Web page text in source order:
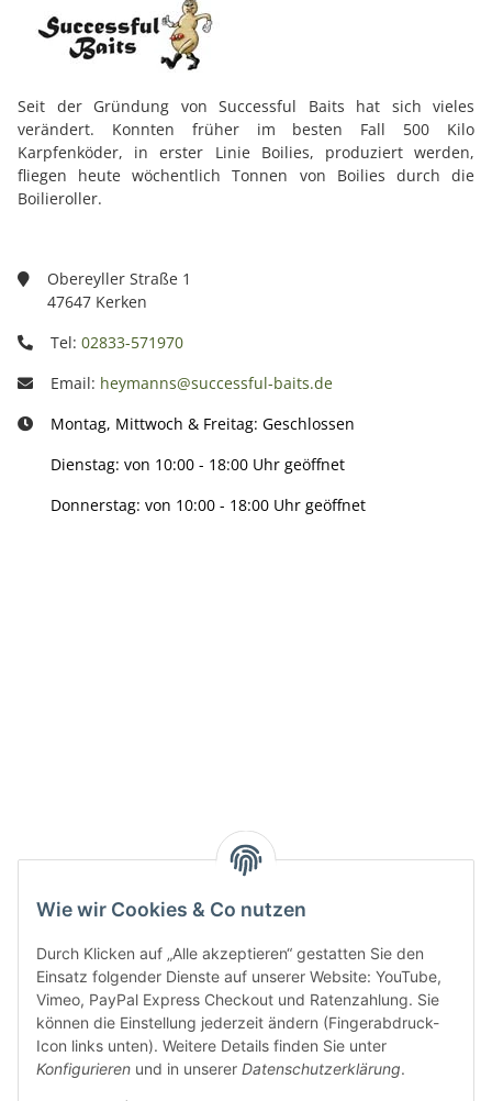
Wie wir Cookies & Co nutzen
Durch Klicken auf „Alle akzeptieren“ gestatten Sie den
Einsatz folgender Dienste auf unserer Website: YouTube,
Vimeo, PayPal Express Checkout und Ratenzahlung. Sie
können die Einstellung jederzeit ändern (Fingerabdruck-
Icon links unten). Weitere Details finden Sie unter
Konfigurieren und in unserer Datenschutzerklärung.
Seit der Gründung von Successful Baits hat sich vieles
verändert. Konnten früher im besten Fall 500 Kilo
Karpfenköder, in erster Linie Boilies, produziert werden,
fliegen heute wöchentlich Tonnen von Boilies durch die
Boilieroller.
Obereyller Straße 1
47647 Kerken
Tel: 02833-571970
Email: heymanns@successful-baits.de
Montag, Mittwoch & Freitag: Geschlossen
Dienstag: von 10:00 - 18:00 Uhr geöffnet
Donnerstag: von 10:00 - 18:00 Uhr geöffnet
Gesetzliche Informationen